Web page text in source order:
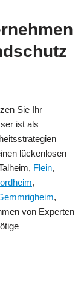
Sie Ihr
ist als
lückenlosen
Flein,
,
,
von Experten